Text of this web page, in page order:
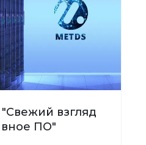
взгляд
ПО"